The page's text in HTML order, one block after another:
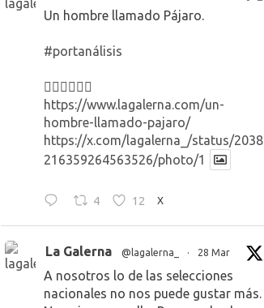
Un hombre llamado Pájaro.
#portanálisis
👉🏻👉🏻👉🏻
https://www.lagalerna.com/un-
hombre-llamado-pajaro/
https://x.com/lagalerna_/status/2038
216359264563526/photo/1
4 12 X
La Galerna @lagalerna_ · 28 Mar
A nosotros lo de las selecciones
nacionales no nos puede gustar más.